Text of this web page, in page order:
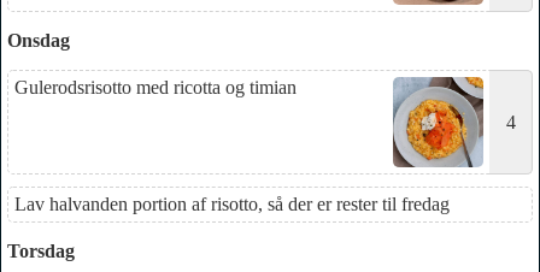
Onsdag
Gulerodsrisotto med ricotta og timian
4
Lav halvanden portion af risotto, så der er rester til fredag
Torsdag